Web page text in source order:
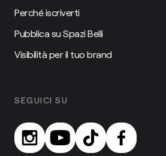
Perché iscriverti
Pubblica su Spazi Belli
Visibilità per il tuo brand
SEGUICI SU